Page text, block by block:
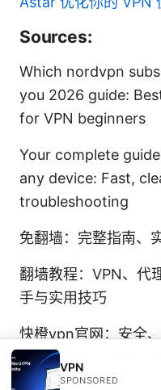
Sources:
Which nordvpn
you 2026 guide:
for VPN beginners
Your complete
any device: Fast,
troubleshooting
免翻墙：完整指南、
翻墙教程：VPN、代
手与实用技巧
快橙vpn官网：安全
Astarvpn：一站式
指南
VPN
SPONSORED